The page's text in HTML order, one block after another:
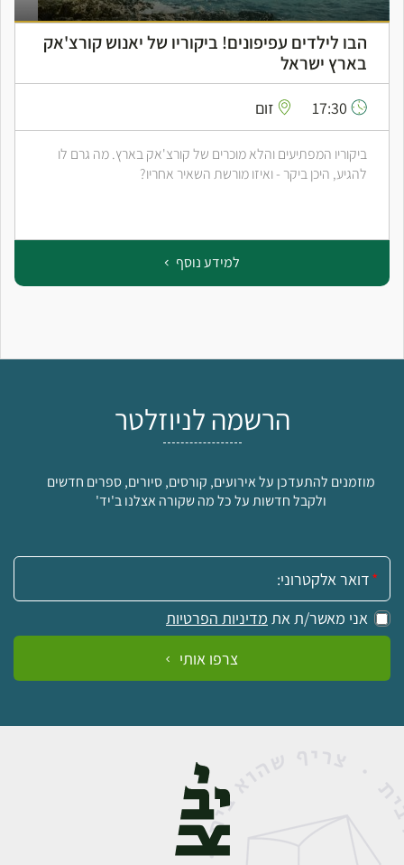
הבו לילדים עפיפונים! ביקוריו של יאנוש קורצ'אק
בארץ ישראל
זום
ביקוריו המפתיעים והלא מוכרים של קורצ'אק בארץ. מה גרם לו
להגיע, היכן ביקר - ואיזו מורשת השאיר אחריו?
למידע נוסף
הרשמה לניוזלטר
מוזמנים להתעדכן על אירועים, קורסים, סיורים, ספרים חדשים
ולקבל חדשות על כל מה שקורה אצלנו ב'יד'
אימייל:
אני מאשר/ת את מדיניות הפרטיות
צרפו אותי